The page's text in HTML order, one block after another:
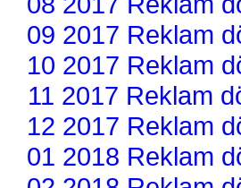
09 2017 Reklam
10 2017 Reklam
11 2017 Reklam
12 2017 Reklam
01 2018 Reklam